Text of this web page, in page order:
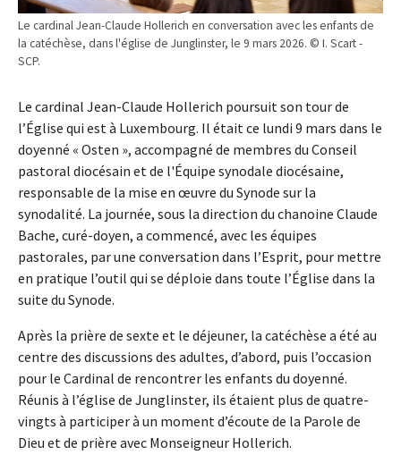
Le cardinal Jean-Claude Hollerich en conversation avec les enfants de
la catéchèse, dans l'église de Junglinster, le 9 mars 2026. © I. Scart -
SCP.
Le cardinal Jean-Claude Hollerich poursuit son tour de
l’Église qui est à Luxembourg. Il était ce lundi 9 mars dans le
doyenné « Osten », accompagné de membres du Conseil
pastoral diocésain et de l'Équipe synodale diocésaine,
responsable de la mise en œuvre du Synode sur la
synodalité. La journée, sous la direction du chanoine Claude
Bache, curé-doyen, a commencé, avec les équipes
pastorales, par une conversation dans l’Esprit, pour mettre
en pratique l’outil qui se déploie dans toute l’Église dans la
suite du Synode.
Après la prière de sexte et le déjeuner, la catéchèse a été au
centre des discussions des adultes, d’abord, puis l’occasion
pour le Cardinal de rencontrer les enfants du doyenné.
Réunis à l’église de Junglinster, ils étaient plus de quatre-
vingts à participer à un moment d’écoute de la Parole de
Dieu et de prière avec Monseigneur Hollerich.